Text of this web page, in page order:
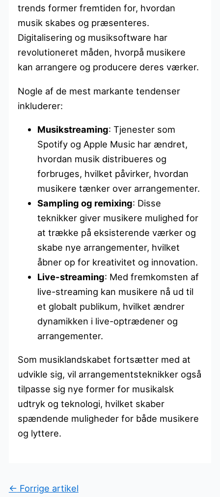
trends former fremtiden for, hvordan
musik skabes og præsenteres.
Digitalisering og musiksoftware har
revolutioneret måden, hvorpå musikere
kan arrangere og producere deres værker.
Nogle af de mest markante tendenser
inkluderer:
Musikstreaming: Tjenester som
Spotify og Apple Music har ændret,
hvordan musik distribueres og
forbruges, hvilket påvirker, hvordan
musikere tænker over arrangementer.
Sampling og remixing: Disse
teknikker giver musikere mulighed for
at trække på eksisterende værker og
skabe nye arrangementer, hvilket
åbner op for kreativitet og innovation.
Live-streaming: Med fremkomsten af
live-streaming kan musikere nå ud til
et globalt publikum, hvilket ændrer
dynamikken i live-optrædener og
arrangementer.
Som musiklandskabet fortsætter med at
udvikle sig, vil arrangementsteknikker også
tilpasse sig nye former for musikalsk
udtryk og teknologi, hvilket skaber
spændende muligheder for både musikere
og lyttere.
← Forrige artikel